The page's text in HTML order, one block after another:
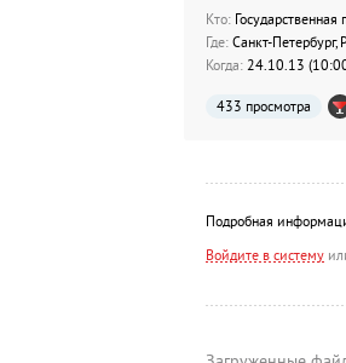
Кто:Государственная
Где:Санкт-Петербург,
Когда:24.10.13
433 просмотра
Подробная
Войдите в систему